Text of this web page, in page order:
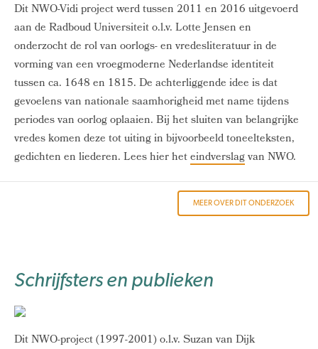
Dit NWO-Vidi project werd tussen 2011 en 2016 uitgevoerd
aan de Radboud Universiteit o.l.v. Lotte Jensen en
onderzocht de rol van oorlogs- en vredesliteratuur in de
vorming van een vroegmoderne Nederlandse identiteit
tussen ca. 1648 en 1815. De achterliggende idee is dat
gevoelens van nationale saamhorigheid met name tijdens
periodes van oorlog oplaaien. Bij het sluiten van belangrijke
vredes komen deze tot uiting in bijvoorbeeld toneelteksten,
gedichten en liederen. Lees hier heteindverslagvan NWO.
MEER OVER DIT ONDERZOEK
Schrijfsters en publieken
Dit NWO-project (1997-2001) o.l.v. Suzan van Dijk